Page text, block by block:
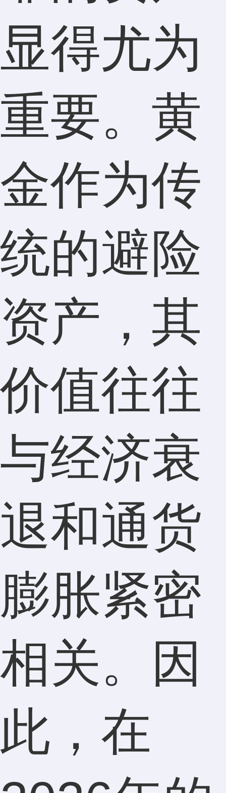
显得尤为
重要。黄
金作为传
统的避险
资产，其
价值往往
与经济衰
退和通货
膨胀紧密
相关。因
此，在